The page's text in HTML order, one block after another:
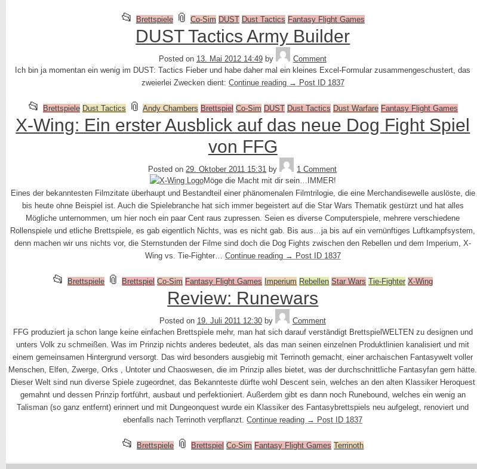
📂 This
entry
was
posted
in
Brettspiele 📎 and
tagged
Co-Sim DUST Dust Tactics Fantasy Flight Games
DUST Tactics Army Builder
Posted on 13. Mai 2012 14:49 by
Comment
Ich bin ja momentan ein wenig im DUST: Tactics Fieber und habe daher mal ein kleines Excel-Formular zusammengeschustert, das
zweierlei Zwecken dient: Continue reading → Post ID 1837
📂 This
entry
was
Brettspiele Dust Tactics 📎 and
tagged
Andy Chambers Brettspiel Co-Sim DUST Dust Tactics Dust Warfare Fantasy Flight Games
X-Wing: Ein erster Ausblick auf das neue Dog Fight Spiel
von FFG
Posted on 29. Oktober 2011 15:31 by
1 Comment
Möge die Macht mit dir sein…IMMER!
Eines der bekanntesten Filmzitate überhaupt und Bestandteil einer phänomenalen Filmtrilogie, die eine Merchandisewelle auslöste, die
bis heute ohne Beispiel ist. Auch die Spielebranche hat sich immer begeistert auf die Star Wars Thematik gestürzt und hat alles
Mögliche unternommen, um hier noch ein paar Cent raus zupressen. Seien es diverse Computerspiele, mehrere verschiedene
Rollenspiele und etliche Brettspiele, es gab eigentlich Nichts, was es nicht gab. Bis aus…ja bis auf ein vernünftiges Luftkampfsystem,
denn machen wir uns nichts vor, die Sternstunden der Filme sind doch die Dog Fights zwischen den Rebellen und dem Imperium, X-
Wing vs. Tie-Fighter… Continue reading → Post ID 1837
📂 This
in
Brettspiele 📎 and
Brettspiel Co-Sim Fantasy Flight Games Imperium Rebellen Star Wars Tie-Fighter X-Wing
Review: Runewars
Posted on 19. Juli 2011 12:30 by
Comment
FFG produziert ja schon lange keine einfachen Brettspiele mehr, man hat sich darauf verständigt BrettspielWELTEN zu designen und
unters Volk zu schmeißen. Was im Prinzip nichts anderes bedeutet, als das man seinen einzelnen Produktlinien kanalisiert und mit
einem gemeinsamen Hintergrund versorgt. Das wird besonders ausgiebig mit Terrinoth gemacht, einer archaischen Fantasywelt voller
Menschen, Elfen, Zwerge, Orks , Untoter und Chaoswesen, die im Prinzip alles bietet, was der durchschnittliche Fantasyfan gern hätte.
Dieser Welt sind nun diverse Spiele zugeordnet, das Bekannteste dürfte wohl Descent sein, welches an den alten Klassiker Heroquest
gemahnt und dessen Prinzip fortführt, ausbaut und perfektioniert. Außerdem gibt es dann noch Runebound, welches ein wenig an
Talisman (so ganz entfernt) erinnert und mit Dungeonquest wurde ein Klassiker des Fantasybrettspiels neu aufgelegt, renoviert und
ebenfalls nach Terrinoth verpflanzt.Continue reading → Post ID 1837
📂 This
Brettspiele 📎 and
Brettspiel Co-Sim Fantasy Flight Games Terrinoth